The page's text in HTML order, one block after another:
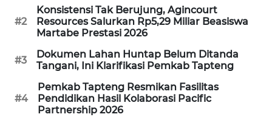
#2
Konsistensi Tak Berujung, Agincourt
Resources Salurkan Rp5,29 Miliar Beasiswa
Martabe Prestasi 2026
#3
Dokumen Lahan Huntap Belum Ditanda
Tangani, Ini Klarifikasi Pemkab Tapteng
#4
Pemkab Tapteng Resmikan Fasilitas
Pendidikan Hasil Kolaborasi Pacific
Partnership 2026
AKHLAK
ID
PERAPKI
NEWS
SONYA
ASA